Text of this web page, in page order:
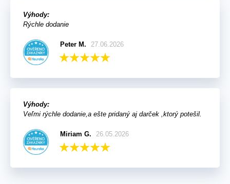
Výhody:
Rýchle dodanie
Peter M. 27.06.2026
Výhody:
Veľmi rýchle dodanie,a ešte pridaný aj darček ,ktorý potešil.
Miriam G. 26.05.2026